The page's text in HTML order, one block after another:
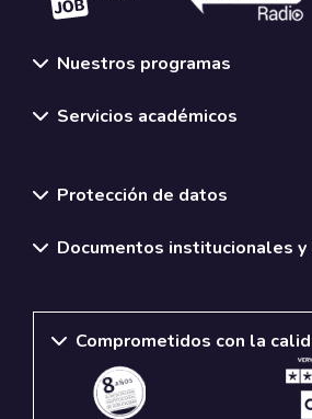
Nuestros programas
Servicios académicos
Protección de datos
Documentos institucionales
Comprometidos con la